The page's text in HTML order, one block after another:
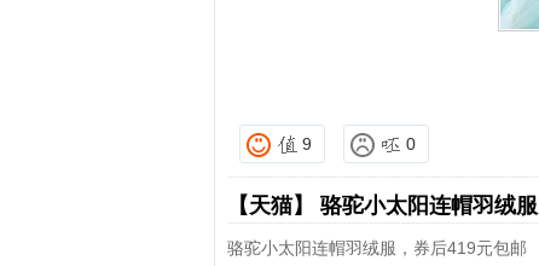
9 0
【天猫】 骆驼小太阳连帽羽绒服
骆驼小太阳连帽羽绒服，券后419元包邮